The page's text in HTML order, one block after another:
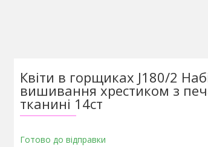
Квіти в горщиках J180/2
вишивання хрестиком з
тканині 14ст
Готово до відправки